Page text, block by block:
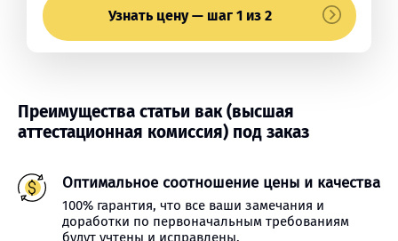
Узнать цену — шаг 1 из 2
Преимущества статьи вак (высшая
аттестационная комиссия) под заказ
Оптимальное соотношение цены и качества
100% гарантия, что все ваши замечания и
доработки по первоначальным требованиям
будут учтены и исправлены.